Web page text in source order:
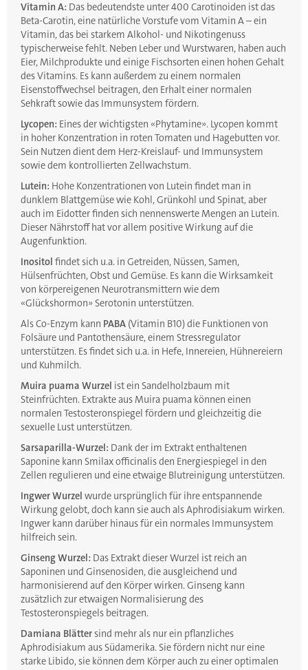
Vitamin A: Das bedeutendste unter 400 Carotinoiden ist das
Beta-Carotin, eine natürliche Vorstufe vom Vitamin A – ein
Vitamin, das bei starkem Alkohol- und Nikotingenuss
typischerweise fehlt. Neben Leber und Wurstwaren, haben auch
Eier, Milchprodukte und einige Fischsorten einen hohen Gehalt
des Vitamins. Es kann außerdem zu einem normalen
Eisenstoffwechsel beitragen, den Erhalt einer normalen
Sehkraft sowie das Immunsystem fördern.
Lycopen: Eines der wichtigsten «Phytamine». Lycopen kommt
in hoher Konzentration in roten Tomaten und Hagebutten vor.
Sein Nutzen dient dem Herz-Kreislauf- und Immunsystem
sowie dem kontrollierten Zellwachstum.
Lutein: Hohe Konzentrationen von Lutein findet man in
dunklem Blattgemüse wie Kohl, Grünkohl und Spinat, aber
auch im Eidotter finden sich nennenswerte Mengen an Lutein.
Dieser Nährstoff hat vor allem positive Wirkung auf die
Augenfunktion.
Inositol findet sich u.a. in Getreiden, Nüssen, Samen,
Hülsenfrüchten, Obst und Gemüse. Es kann die Wirksamkeit
von körpereigenen Neurotransmittern wie dem
«Glückshormon» Serotonin unterstützen.
Als Co-Enzym kann PABA (Vitamin B10) die Funktionen von
Folsäure und Pantothensäure, einem Stressregulator
unterstützen. Es findet sich u.a. in Hefe, Innereien, Hühnereiern
und Kuhmilch.
Muira puama Wurzel ist ein Sandelholzbaum mit
Steinfrüchten. Extrakte aus Muira puama können einen
normalen Testosteronspiegel fördern und gleichzeitig die
sexuelle Lust unterstützen.
Sarsaparilla-Wurzel: Dank der im Extrakt enthaltenen
Saponine kann Smilax officinalis den Energiespiegel in den
Zellen regulieren und eine etwaige Blutreinigung unterstützen.
Ingwer Wurzel wurde ursprünglich für ihre entspannende
Wirkung gelobt, doch kann sie auch als Aphrodisiakum wirken.
Ingwer kann darüber hinaus für ein normales Immunsystem
hilfreich sein.
Ginseng Wurzel: Das Extrakt dieser Wurzel ist reich an
Saponinen und Ginsenosiden, die ausgleichend und
harmonisierend auf den Körper wirken. Ginseng kann
zusätzlich zur etwaigen Normalisierung des
Testosteronspiegels beitragen.
Damiana Blättersind mehr als nur ein pflanzliches
Aphrodisiakum aus Südamerika. Sie fördern nicht nur eine
starke Libido, sie können dem Körper auch zu einer optimalen